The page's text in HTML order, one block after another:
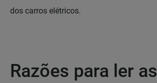
dos carros elétricos.
Razões para ler as